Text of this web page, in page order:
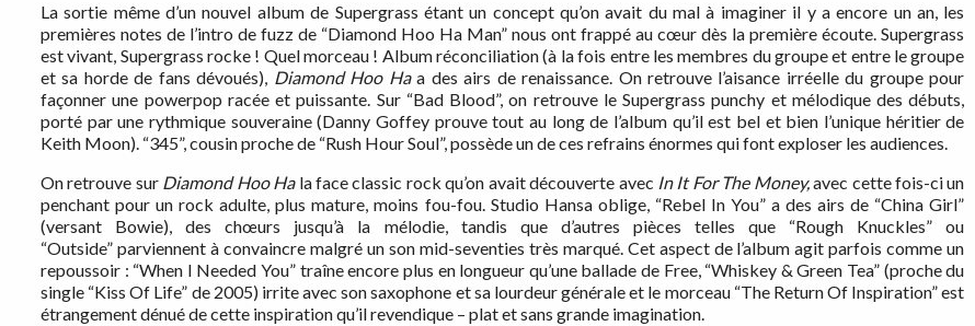
La sortie même d’un nouvel album de Supergrass étant un concept qu’on avait du mal à imaginer il y a encore un an, les
premières notes de l’intro de fuzz de “Diamond Hoo Ha Man” nous ont frappé au cœur dès la première écoute. Supergrass
est vivant, Supergrass rocke ! Quel morceau ! Album réconciliation (à la fois entre les membres du groupe et entre le groupe
et sa horde de fans dévoués), Diamond Hoo Haa des airs de renaissance. On retrouve l’aisance irréelle du groupe pour
façonner une powerpop racée et puissante. Sur “Bad Blood”, on retrouve le Supergrass punchy et mélodique des débuts,
porté par une rythmique souveraine (Danny Goffey prouve tout au long de l’album qu’il est bel et bien l’unique héritier de
Keith Moon). “345”, cousin proche de “Rush Hour Soul”, possède un de ces refrains énormes qui font exploser les audiences.
On retrouve sur Diamond Hoo Hala face classic rock qu’on avait découverte avec In It For The Money,avec cette fois-ci un
penchant pour un rock adulte, plus mature, moins fou-fou. Studio Hansa oblige, “Rebel In You” a des airs de “China Girl”
(versant Bowie), des chœurs jusqu’à la mélodie, tandis que d’autres pièces telles que “Rough Knuckles” ou
“Outside” parviennent à convaincre malgré un son mid-seventies très marqué. Cet aspect de l’album agit parfois comme un
repoussoir : “When I Needed You” traîne encore plus en longueur qu’une ballade de Free, “Whiskey & Green Tea” (proche du
single “Kiss Of Life” de 2005) irrite avec son saxophone et sa lourdeur générale et le morceau “The Return Of Inspiration” est
étrangement dénué de cette inspiration qu’il revendique – plat et sans grande imagination.